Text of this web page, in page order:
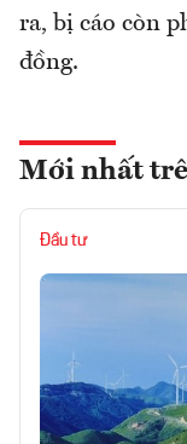
ra, bị cáo còn
đồng.
Mới nhất
Đầu tư